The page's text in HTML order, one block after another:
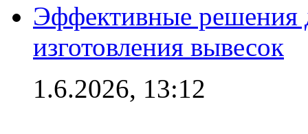
Эффективные решения
изготовления вывесок
1.6.2026, 13:12